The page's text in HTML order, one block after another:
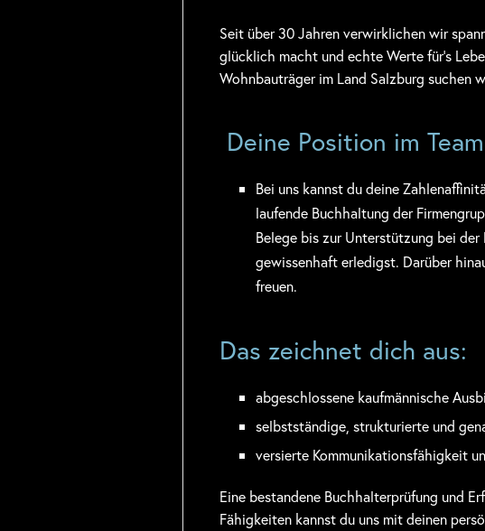
Seit über 30 Jahren verwirklichen wir
glücklich macht und echte Werte für’s
Wohnbauträger im Land Salzburg suchen
Deine Position im
Bei uns kannst du deine
laufende Buchhaltung der
Belege bis zur Unterstützung bei
gewissenhaft erledigst. Darüber
freuen.
Das zeichnet dich aus:
abgeschlossene kaufmännische
selbstständige, strukturierte und
versierte Kommunikationsfähigkeit
Eine bestandene Buchhalterprüfung und
Fähigkeiten kannst du uns mit deinen